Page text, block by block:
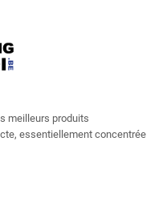
meilleurs produits
essentiellement concentrée